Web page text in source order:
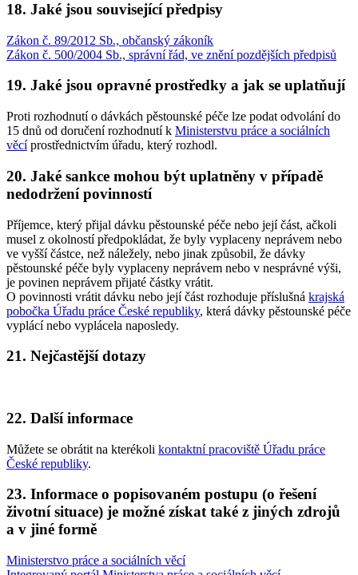
18. Jaké jsou související předpisy
Zákon č. 89/2012 Sb., občanský zákoník
Zákon č. 500/2004 Sb., správní řád, ve znění pozdějších předpisů
19. Jaké jsou opravné prostředky a jak se uplatňují
Proti rozhodnutí o dávkách pěstounské péče lze podat odvolání do
15 dnů od doručení rozhodnutí k Ministerstvu práce a sociálních
věcíprostřednictvím úřadu, který rozhodl.
20. Jaké sankce mohou být uplatněny v případě
nedodržení povinností
Příjemce, který přijal dávku pěstounské péče nebo její část, ačkoli
musel z okolností předpokládat, že byly vyplaceny neprávem nebo
ve vyšší částce, než náležely, nebo jinak způsobil, že dávky
pěstounské péče byly vyplaceny neprávem nebo v nesprávné výši,
je povinen neprávem přijaté částky vrátit.
O povinnosti vrátit dávku nebo její část rozhoduje příslušná krajská
pobočka Úřadu práce České republiky, která dávky pěstounské péče
vyplácí nebo vyplácela naposledy.
21. Nejčastější dotazy
22. Další informace
Můžete se obrátit na kterékoli kontaktní pracoviště Úřadu práce
České republiky.
23. Informace o popisovaném postupu (o řešení
životní situace) je možné získat také z jiných zdrojů
a v jiné formě
Ministerstvo práce a sociálních věcí